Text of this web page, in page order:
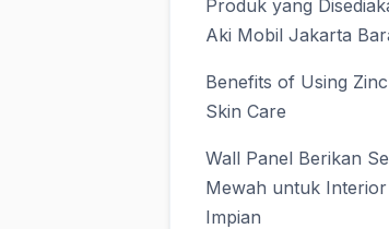
Produk yang
Aki Mobil Jakarta
Benefits of Using
Skin Care
Wall Panel Berikan
Mewah untuk Interior
Impian